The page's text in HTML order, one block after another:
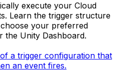
execute your Cloud
Learn the trigger structure
your preferred
the Unity Dashboard.
a trigger configuration that
an event fires.